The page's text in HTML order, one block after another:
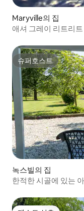
Maryville의 집
애셔 그레이 리트리
슈퍼호스트
슈퍼호스트
녹스빌의 집
한적한 시골에 있는